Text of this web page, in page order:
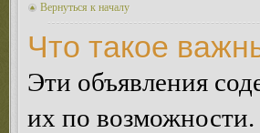
Вернуться к началу
Что такое
Эти объявления
их по